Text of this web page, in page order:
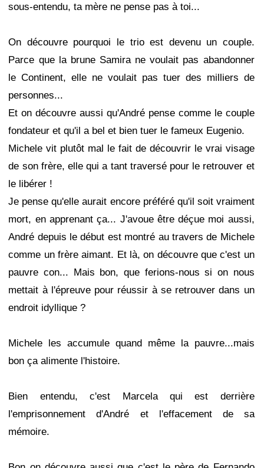
sous-entendu, ta mère ne pense pas à toi...
On découvre pourquoi le trio est devenu un couple.
Parce que la brune Samira ne voulait pas abandonner
le Continent, elle ne voulait pas tuer des milliers de
personnes...
Et on découvre aussi qu'André pense comme le couple
fondateur et qu'il a bel et bien tuer le fameux Eugenio.
Michele vit plutôt mal le fait de découvrir le vrai visage
de son frère, elle qui a tant traversé pour le retrouver et
le libérer !
Je pense qu'elle aurait encore préféré qu'il soit vraiment
mort, en apprenant ça... J'avoue être déçue moi aussi,
André depuis le début est montré au travers de Michele
comme un frère aimant. Et là, on découvre que c'est un
pauvre con... Mais bon, que ferions-nous si on nous
mettait à l'épreuve pour réussir à se retrouver dans un
endroit idyllique ?
Michele les accumule quand même la pauvre...mais
bon ça alimente l'histoire.
Bien entendu, c'est Marcela qui est derrière
l'emprisonnement d'André et l'effacement de sa
mémoire.